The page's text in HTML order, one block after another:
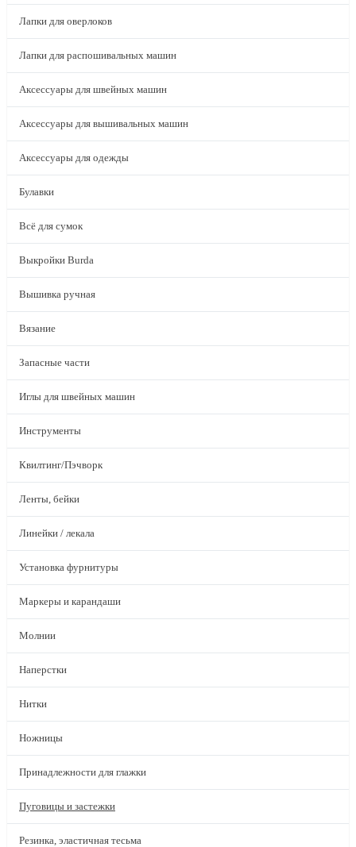
Лапки для оверлоков
Лапки для распошивальных машин
Аксессуары для швейных машин
Аксессуары для вышивальных машин
Аксессуары для одежды
Булавки
Всё для сумок
Выкройки Burda
Вышивка ручная
Вязание
Запасные части
Иглы для швейных машин
Инструменты
Квилтинг/Пэчворк
Ленты, бейки
Линейки / лекала
Установка фурнитуры
Маркеры и карандаши
Молнии
Наперстки
Нитки
Ножницы
Принадлежности для глажки
Пуговицы и застежки
Резинка, эластичная тесьма